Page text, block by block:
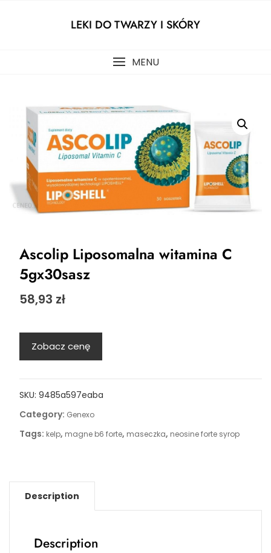
LEKI DO TWARZY I SKÓRY
MENU
Ascolip Liposomalna witamina C
5gx30sasz
58,93 zł
Zobacz cenę
SKU: 9485a597eaba
Category: Genexo
Tags: kelp, magne b6 forte, maseczka, neosine forte syrop
Description
Description